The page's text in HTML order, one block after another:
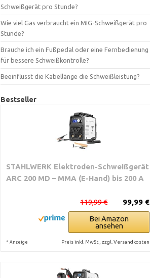
Schweißgerät pro Stunde?
Wie viel Gas verbraucht ein MIG-Schweißgerät pro
Stunde?
Brauche ich ein Fußpedal oder eine Fernbedienung
für bessere Schweißkontrolle?
Beeinflusst die Kabellänge die Schweißleistung?
Bestseller
STAHLWERK Elektroden-Schweißgerät
ARC 200 MD – MMA (E-Hand) bis 200 A
99,99 €
119,99 €
Bei Amazon
ansehen
* Anzeige Preis inkl. MwSt., zzgl. Versandkosten